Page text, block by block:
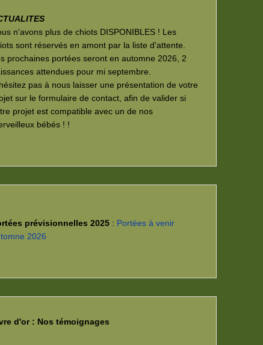
n'avons plus de chiots DISPONIBLES ! Les
sont réservés en amont par la liste d'attente.
prochaines portées seront en automne 2026, 2
attendues pour mi septembre.
pas à nous laisser une présentation de votre
sur le formulaire de contact, afin de valider si
projet est compatible avec un de nos
bébés ! !
prévisionnelles 2025 : Portées à venir
2026
d'or : Nos témoignages